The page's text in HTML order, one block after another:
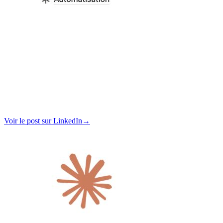
Voir le post sur LinkedIn →